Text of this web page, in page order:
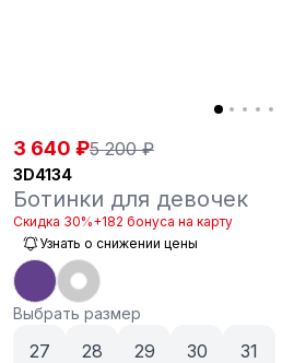
3 640 ₽5 200 ₽
3D4134
Ботинки для девочек
Скидка 30%+182 бонуса на карту
Узнать о снижении цены
Выбрать размер
27 28 29 30 31